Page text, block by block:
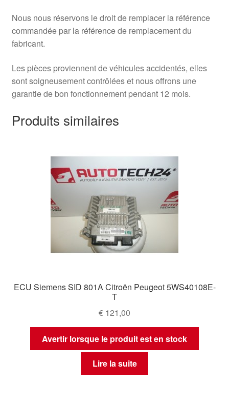
Nous nous réservons le droit de remplacer la référence
commandée par la référence de remplacement du
fabricant.
Les pièces proviennent de véhicules accidentés, elles
sont soigneusement contrôlées et nous offrons une
garantie de bon fonctionnement pendant 12 mois.
Produits similaires
ECU Siemens SID 801A Citroën Peugeot 5WS40108E-
T
€ 121,00
Avertir lorsque le produit est en stock
Lire la suite